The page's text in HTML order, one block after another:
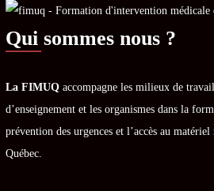
Qui sommes nous ?
La FIMUQ accompagne les milieux de
d’enseignement et les organismes dans la
prévention des urgences et l’accès au
Québec.